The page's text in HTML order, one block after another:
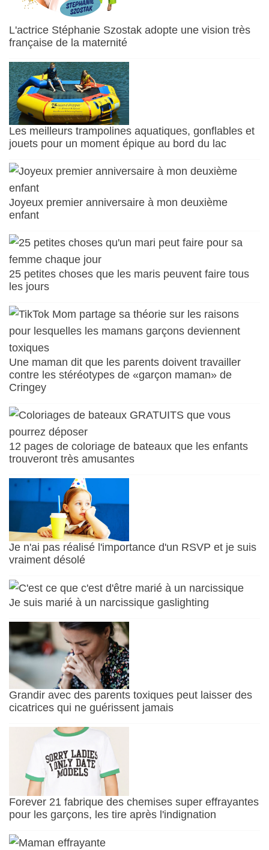
L'actrice Stéphanie Szostak adopte une vision très
française de la maternité
Les meilleurs trampolines aquatiques, gonflables et
jouets pour un moment épique au bord du lac
Joyeux premier anniversaire à mon deuxième
enfant
25 petites choses que les maris peuvent faire tous
les jours
Une maman dit que les parents doivent travailler
contre les stéréotypes de «garçon maman» de
Cringey
12 pages de coloriage de bateaux que les enfants
trouveront très amusantes
Je n'ai pas réalisé l'importance d'un RSVP et je suis
vraiment désolé
Je suis marié à un narcissique gaslighting
Grandir avec des parents toxiques peut laisser des
cicatrices qui ne guérissent jamais
Forever 21 fabrique des chemises super effrayantes
pour les garçons, les tire après l'indignation